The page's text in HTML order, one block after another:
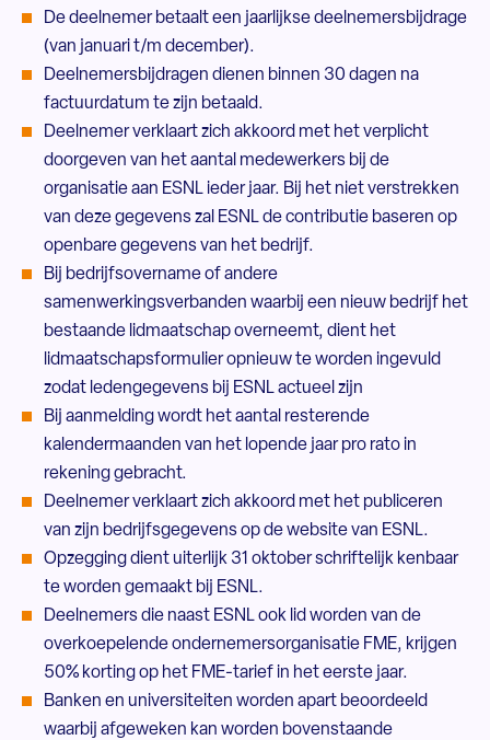
De deelnemer betaalt een jaarlijkse deelnemersbijdrage
(van januari t/m december).
Deelnemersbijdragen dienen binnen 30 dagen na
factuurdatum te zijn betaald.
Deelnemer verklaart zich akkoord met het verplicht
doorgeven van het aantal medewerkers bij de
organisatie aan ESNL ieder jaar. Bij het niet verstrekken
van deze gegevens zal ESNL de contributie baseren op
openbare gegevens van het bedrijf.
Bij bedrijfsovername of andere
samenwerkingsverbanden waarbij een nieuw bedrijf het
bestaande lidmaatschap overneemt, dient het
lidmaatschapsformulier opnieuw te worden ingevuld
zodat ledengegevens bij ESNL actueel zijn
Bij aanmelding wordt het aantal resterende
kalendermaanden van het lopende jaar pro rato in
rekening gebracht.
Deelnemer verklaart zich akkoord met het publiceren
van zijn bedrijfsgegevens op de website van ESNL.
Opzegging dient uiterlijk 31 oktober schriftelijk kenbaar
te worden gemaakt bij ESNL.
Deelnemers die naast ESNL ook lid worden van de
overkoepelende ondernemersorganisatie FME, krijgen
50% korting op het FME-tarief in het eerste jaar.
Banken en universiteiten worden apart beoordeeld
waarbij afgeweken kan worden bovenstaande